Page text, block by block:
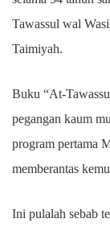
Tawassul wal
Taimiyah.
Buku “At-
pegangan kaum
program pertama
memberantas
Ini pulalah sebab